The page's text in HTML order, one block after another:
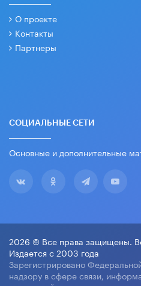
О проекте
Контакты
Партнеры
СОЦИАЛЬНЫЕ СЕТИ
Основные и дополнительные
2026 © Все права защищены.
Издается с 2003 года
Зарегистрировано
надзору в сфере связи,